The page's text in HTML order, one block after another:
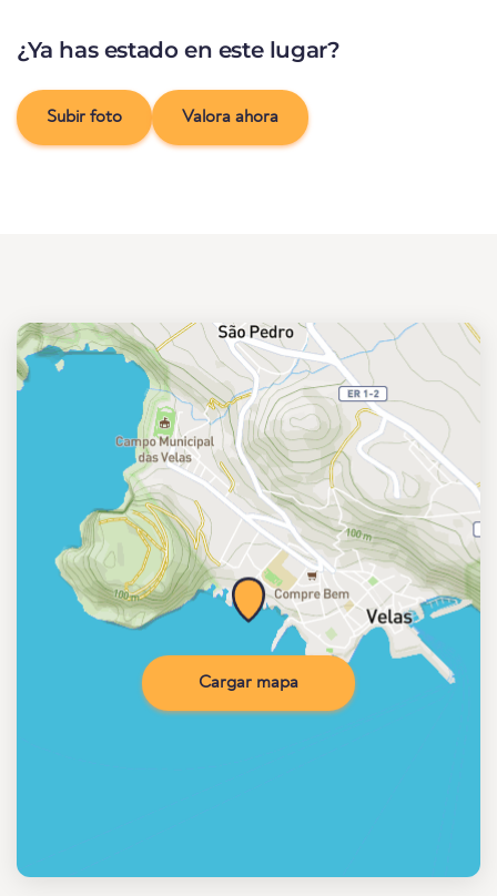
¿Ya has estado en este lugar?
Subir foto Valora ahora
Cargar mapa